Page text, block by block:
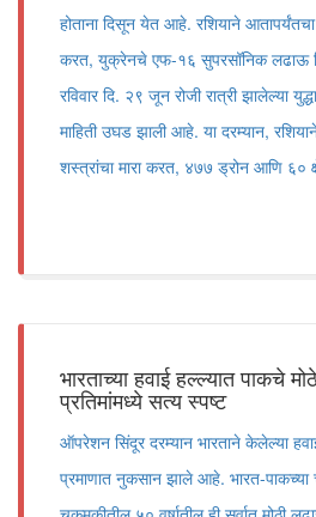
होताना दिसून येत आहे. रशियाने आतापर्यंतचा
करत, युक्रेनचे एफ-१६ सुपरसॉनिक लढाऊ
रविवार दि. २९ जून रोजी रात्री झालेल्या
माहिती उघड झाली आहे. या दरम्यान,
शस्त्रांचा मारा करत, ४७७ ड्रोन आणि ६०
भारताच्या हवाई हल्ल्यात पाकचे
प्रतिमांमध्ये सत्य स्पष्ट
ऑपरेशन सिंदूर दरम्यान भारताने केलेल्या
प्रमाणात नुकसान झाले आहे. भारत-पाकच्या